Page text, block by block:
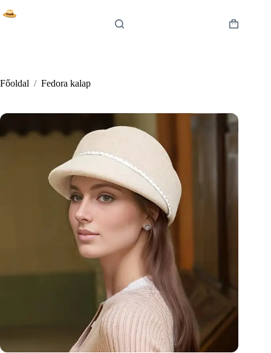
to
Shopping
Főoldal / Fedora kalap